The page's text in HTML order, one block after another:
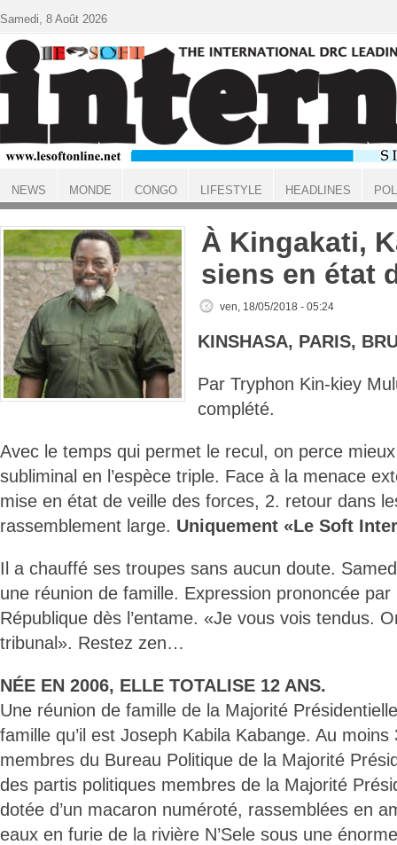
ACCUEIL
À Kingakati,
siens en état
ven, 18/05/2018 - 05:24
KINSHASA, PARIS,
Par Tryphon Kin-kiey
complété.
Avec le temps qui permet le recul, on perce
subliminal en l’espèce triple. Face à la menace
mise en état de veille des forces, 2. retour dans
rassemblement large. Uniquement «Le Soft
Il a chauffé ses troupes sans aucun doute.
une réunion de famille. Expression prononcée
République dès l’entame. «Je vous vois tendus.
tribunal». Restez zen…
NÉE EN 2006, ELLE TOTALISE 12 ANS.
Une réunion de famille de la Majorité
famille qu’il est Joseph Kabila Kabange. Au
membres du Bureau Politique de la Majorité
des partis politiques membres de la Majorité
dotée d’un macaron numéroté, rassemblées en
eaux en furie de la rivière N’Sele sous une
Samedi, 8 Août 2026
NEWS MONDE CONGO LIFESTYLE HEADLINES